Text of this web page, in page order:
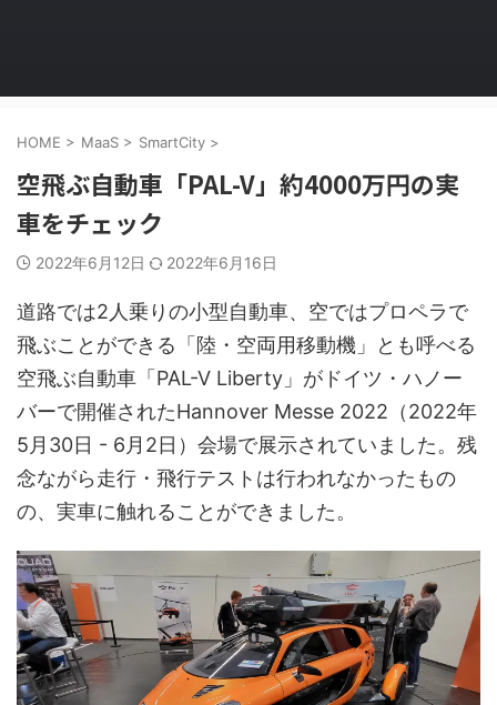
HOME > MaaS > SmartCity >
空飛ぶ自動車「PAL-V」約4000万円の実
車をチェック
2022年6月12日 2022年6月16日
道路では2人乗りの小型自動車、空ではプロペラで
飛ぶことができる「陸・空両用移動機」とも呼べる
空飛ぶ自動車「PAL-V Liberty」がドイツ・ハノー
バーで開催されたHannover Messe 2022（2022年
5月30日 - 6月2日）会場で展示されていました。残
念ながら走行・飛行テストは行われなかったもの
の、実車に触れることができました。